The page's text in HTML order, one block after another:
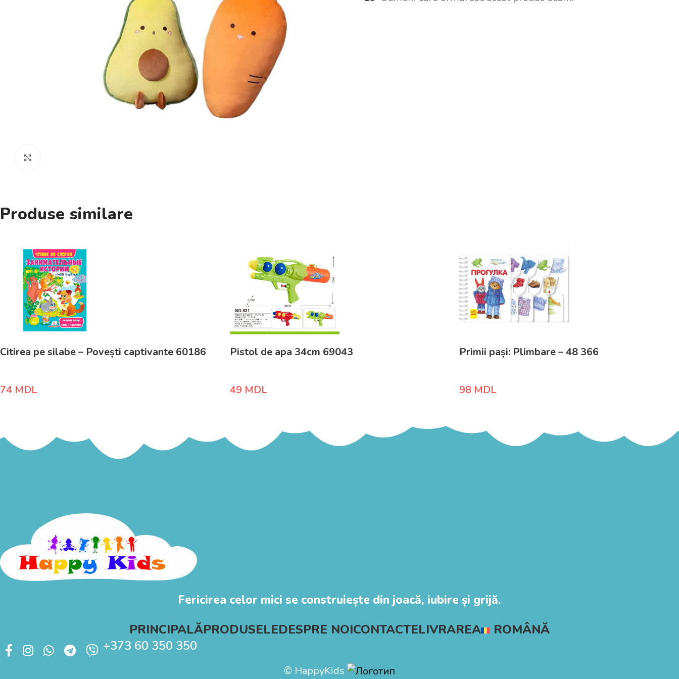
Produse similare
Citirea pe silabe – Povești captivante 60186
74 MDL
Pistol de apa 34cm 69043
49 MDL
Primii pași: Plimbare – 48 366
98 MDL
Fericirea celor mici se construiește din joacă, iubire și grijă.
PRINCIPALĂPRODUSELEDESPRE NOICONTACTELIVRAREA
ROMÂNĂ
+373 60 350 350
© HappyKids